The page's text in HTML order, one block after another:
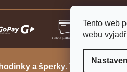
Tento web
webu
a šperky. Všechna práva